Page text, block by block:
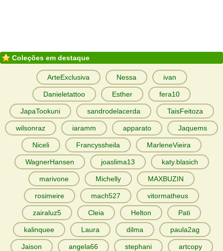
Coleções em destaque
ArteExclusiva Nessa ivan
Danieletattoo Esther fera10
JapaTookuni sandrodelacerda TaisFeitoza
wilsonraz iaramm apparato Jaquems
Niceli Francyssheila MarleneVieira
WagnerHansen joaslima13 katy.blasich
marivone Michelly MAXBUZIN
rosimeire mach527 vitormatheus
zairaluz5 Cleia Helton Pati
kalinquee Laura dilma paula2ag
Jaison angela66 stephani artcopy